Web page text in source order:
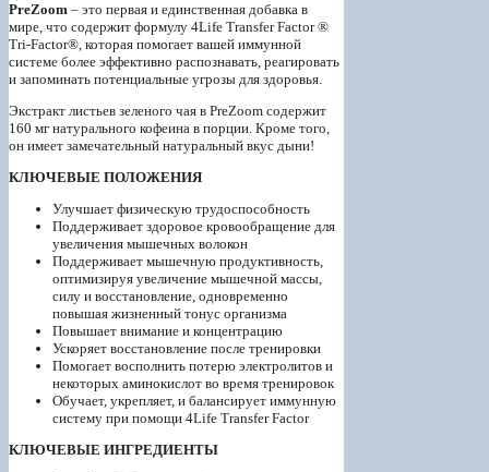
PreZoom – это первая и единственная добавка в
мире, что содержит формулу 4Life Transfer Factor ®
Tri-Factor®, которая помогает вашей иммунной
системе более эффективно распознавать, реагировать
и запоминать потенциальные угрозы для здоровья.
Экстракт листьев зеленого чая в PreZoom содержит
160 мг натурального кофеина в порции. Кроме того,
он имеет замечательный натуральный вкус дыни!
КЛЮЧЕВЫЕ ПОЛОЖЕНИЯ
Улучшает физическую трудоспособность
Поддерживает здоровое кровообращение для
увеличения мышечных волокон
Поддерживает мышечную продуктивность,
оптимизируя увеличение мышечной массы,
силу и восстановление, одновременно
повышая жизненный тонус организма
Повышает внимание и концентрацию
Ускоряет восстановление после тренировки
Помогает восполнить потерю электролитов и
некоторых аминокислот во время тренировок
Обучает, укрепляет, и балансирует иммунную
систему при помощи 4Life Transfer Factor
КЛЮЧЕВЫЕ ИНГРЕДИЕНТЫ